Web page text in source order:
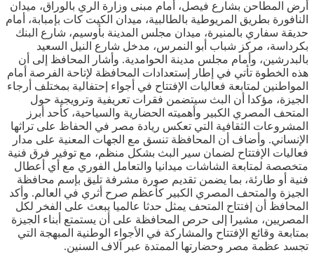
أرض المطاحن بشارع فيصل، أمام مبنى وزارة الري بالوراق، ميدان
النافورة بطريق المريوطية بالطالبية، ميدان الكيت كات بإمبابة، أمام
حديقة سفاري بالمنيرة، ميدان مجلس المدينة بأوسيم، شارع البنك
بكرداسة، مركز شباب أبو النمرس، مدخل شارع النيل السعيد
بالبدرشين، وأمام مجلس مدينة الحوامدية. وأشار المحافظ إلى أن
هذه الخطوة تأتي في إطار إستعدادات المحافظة لإتاحة الفرصة أمام
المواطنين لمتابعة فعاليات الإفتتاح في أجواء إحتفالية بمختلف أرجاء
الجيزة، مؤكدا أن البث سيتضمن فقرات تعريفية وترويجية حول
المتحف المصري الكبير وأهميته الحضارية والسياحية، كأحد أبرز
المشروعات الثقافية التي تعكس ريادة مصر في الحفاظ على تراثها
الإنساني. وأضاف أن المحافظة تنسق مع الجهات المعنية على مدار
فعاليات الإفتتاح لضمان سير البث بشكل منظم، مع توفير فرق فنية
متخصصة لمتابعة الشاشات ميدانيا والتعامل الفوري مع أي أعطال
فنية أو طارئة، بما يضمن تقديم صورة مشرفة تليق بإسم محافظة
الجيزة والمتحف المصري الكبير كأعظم صرح أثري في العالم. وأكد
المحافظ أن إفتتاح المتحف يمثل حدثا عالميا يبعث على الفخر لكل
المصريين، مشيرا إلى حرص المحافظة على أن يستمتع أبناء الجيزة
بمتابعة وقائع الإفتتاح والمشاركة في الأجواء الوطنية المبهجة التي
تجسد عظمة مصر وحضارتها الممتدة عبر آلاف السنين.